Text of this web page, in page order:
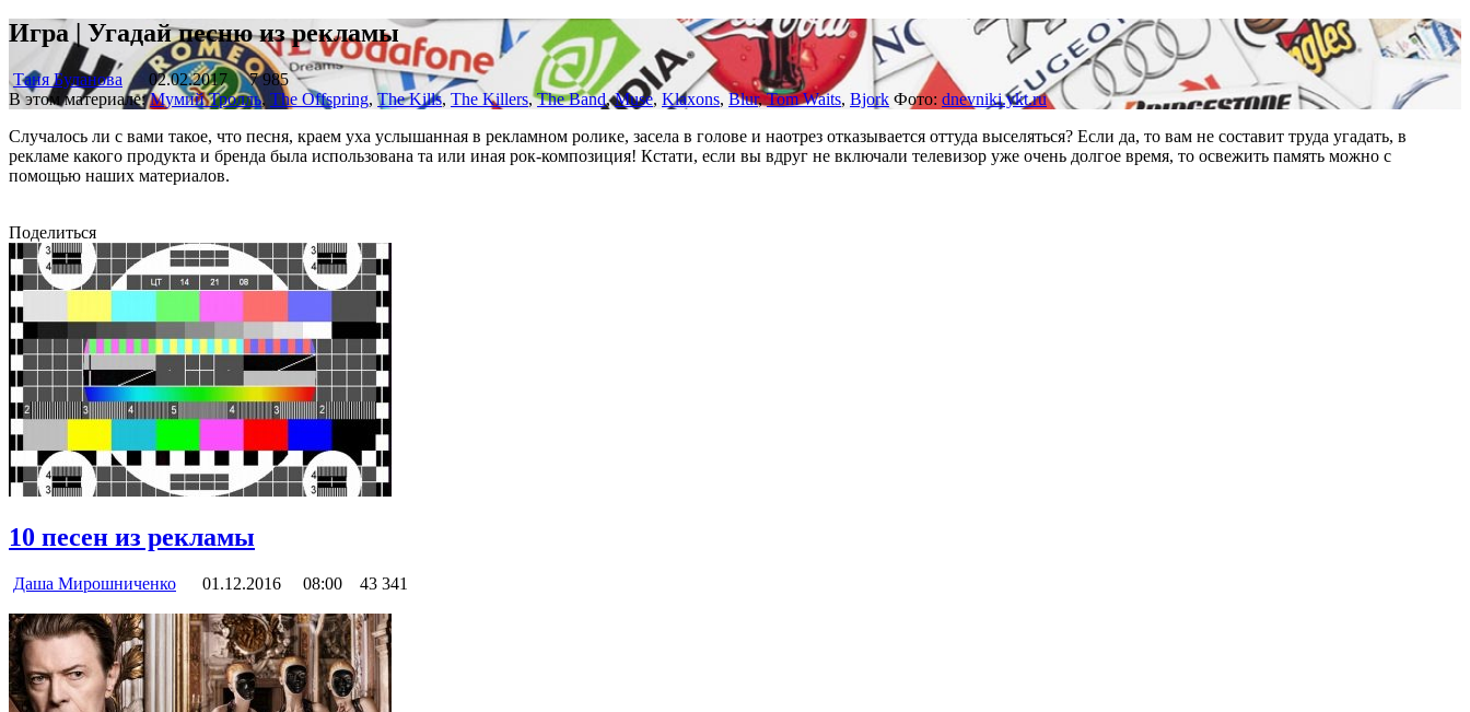
Игра | Угадай песню из рекламы
Таня Буланова 02.02.2017
7 985
В этом материале:Мумий Тролль, The Offspring,The Kills, The Killers,The Band,Muse, Klaxons, Blur,Tom Waits, Bjork Фото: dnevniki.ykt.ru
Случалось ли с вами такое, что песня, краем уха услышанная в рекламном ролике, засела в голове и наотрез отказывается оттуда выселяться? Если да, то вам не составит труда угадать, в
рекламе какого продукта и бренда была использована та или иная рок-композиция! Кстати, если вы вдруг не включали телевизор уже очень долгое время, то освежить память можно с
помощью наших материалов.
Поделиться
10 песен из рекламы
Даша Мирошниченко 01.12.2016 08:00 43 341